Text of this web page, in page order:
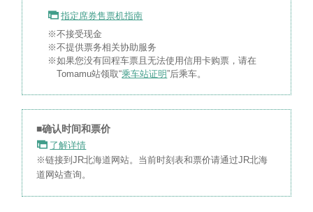
指定席券售票机指南
※不接受现金
※不提供票务相关协助服务
※如果您没有回程车票且无法使用信用卡购票，请在
Tomamu站领取“乘车站证明”后乘车。
■确认时间和票价
了解详情
※链接到JR北海道网站。当前时刻表和票价请通过JR北海
道网站查询。